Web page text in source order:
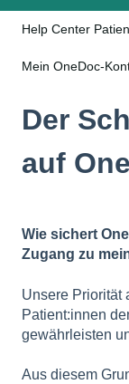
Help Center
Mein OneDoc-
Der
auf
Wie sichert
Zugang zu
Unsere Priorität
Patient:innen
gewährleisten
Aus diesem